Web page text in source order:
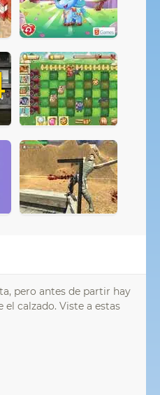
pero antes de partir hay
calzado. Viste a estas